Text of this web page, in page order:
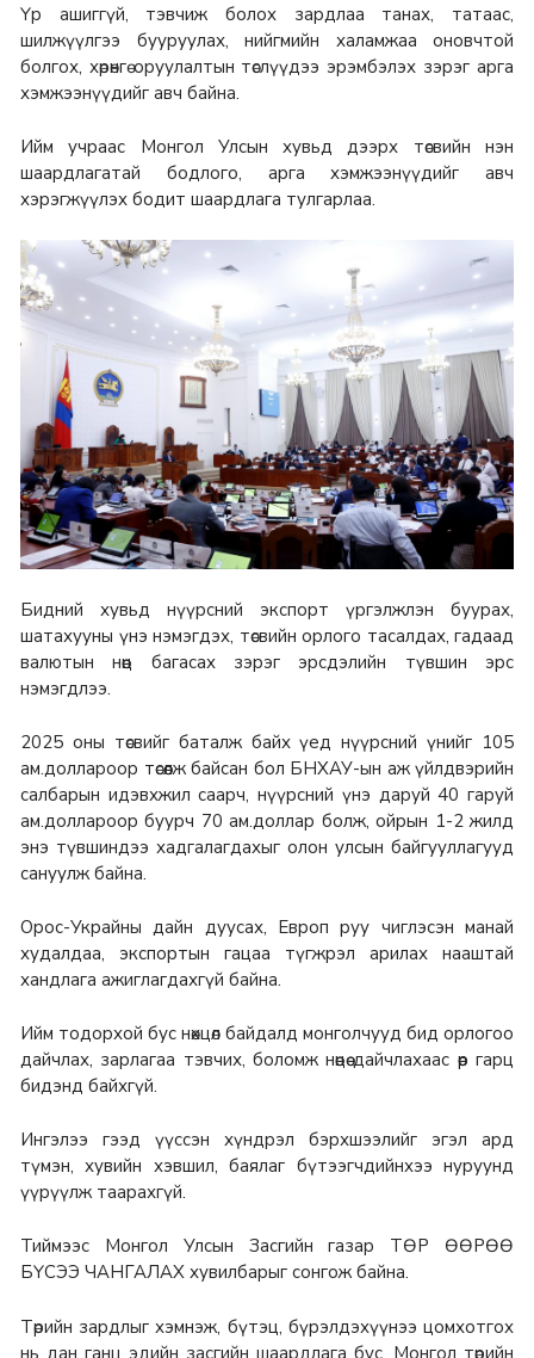
Үр ашиггүй, тэвчиж болох зардлаа танах, татаас,
шилжүүлгээ бууруулах, нийгмийн халамжаа оновчтой
болгох, хөрөнгө оруулалтын төслүүдээ эрэмбэлэх зэрэг арга
хэмжээнүүдийг авч байна.
Ийм учраас Монгол Улсын хувьд дээрх төсвийн нэн
шаардлагатай бодлого, арга хэмжээнүүдийг авч
хэрэгжүүлэх бодит шаардлага тулгарлаа.
Бидний хувьд нүүрсний экспорт үргэлжлэн буурах,
шатахууны үнэ нэмэгдэх, төсвийн орлого тасалдах, гадаад
валютын нөөц багасах зэрэг эрсдэлийн түвшин эрс
нэмэгдлээ.
2025 оны төсвийг баталж байх үед нүүрсний үнийг 105
ам.доллароор төсөөлж байсан бол БНХАУ-ын аж үйлдвэрийн
салбарын идэвхжил саарч, нүүрсний үнэ даруй 40 гаруй
ам.доллароор буурч 70 ам.доллар болж, ойрын 1-2 жилд
энэ түвшиндээ хадгалагдахыг олон улсын байгууллагууд
сануулж байна.
Орос-Украйны дайн дуусах, Европ руу чиглэсэн манай
худалдаа, экспортын гацаа түгжрэл арилах нааштай
хандлага ажиглагдахгүй байна.
Ийм тодорхой бус нөхцөл байдалд монголчууд бид орлогоо
дайчлах, зарлагаа тэвчих, боломж нөөцөө дайчлахаас өөр гарц
бидэнд байхгүй.
Ингэлээ гээд үүссэн хүндрэл бэрхшээлийг эгэл ард
түмэн, хувийн хэвшил, баялаг бүтээгчдийнхээ нуруунд
үүрүүлж таарахгүй.
Тиймээс Монгол Улсын Засгийн газар ТӨР ӨӨРӨӨ
БҮСЭЭ ЧАНГАЛАХ хувилбарыг сонгож байна.
Төрийн зардлыг хэмнэж, бүтэц, бүрэлдэхүүнээ цомхотгох
нь дан ганц эдийн засгийн шаардлага бус, Монгол төрийн